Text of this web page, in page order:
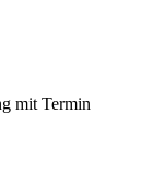
mit Termin